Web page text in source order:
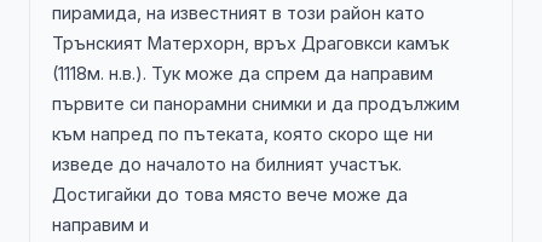
пирамида, на известният в този район като
Трънският Матерхорн, връх Драговкси камък
(1118м. н.в.). Тук може да спрем да направим
първите си панорамни снимки и да продължим
към напред по пътеката, която скоро ще ни
изведе до началото на билният участък.
Достигайки до това място вече може да
направим и